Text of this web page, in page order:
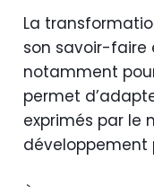
La
son savoir-faire
notamment
permet
exprimés par le
développement